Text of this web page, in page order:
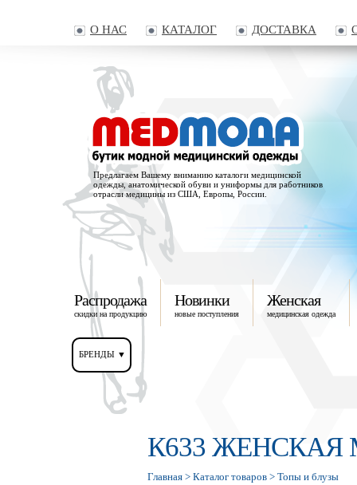
О НАС КАТАЛОГ ДОСТАВКА
Предлагаем Вашему вниманию каталоги медицинской
одежды, анатомической обуви и униформы для работников
отрасли медицины из США, Европы, России.
Распродажа
скидки на продукцию
Новинки
новые поступления
Женская
медицинская одежда
БРЕНДЫ ▼
К633
Главная > Каталог товаров > Топы и блузы